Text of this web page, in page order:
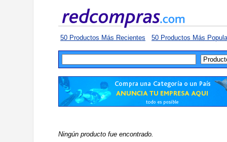
50 Productos Más Recientes 50 Productos Más
Ningún producto fue encontrado.